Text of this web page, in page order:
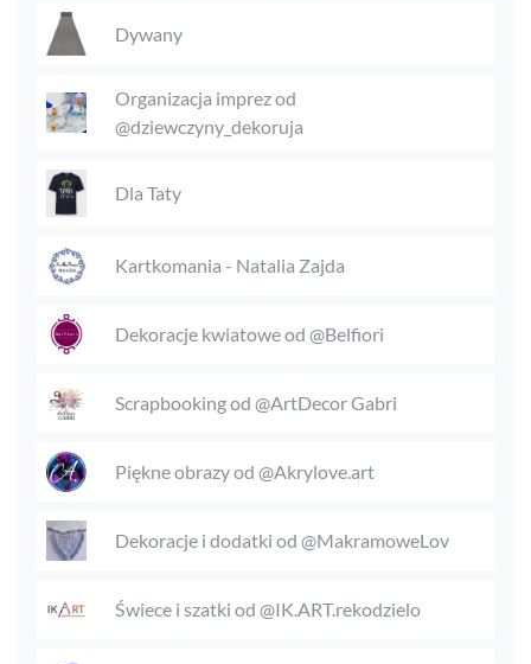
Dywany
Organizacja imprez od
@dziewczyny_dekoruja
Dla Taty
Kartkomania - Natalia Zajda
Dekoracje kwiatowe od @Belfiori
Scrapbooking od @ArtDecor Gabri
Piękne obrazy od @Akrylove.art
Dekoracje i dodatki od @MakramoweLov
Świece i szatki od @IK.ART.rekodzielo